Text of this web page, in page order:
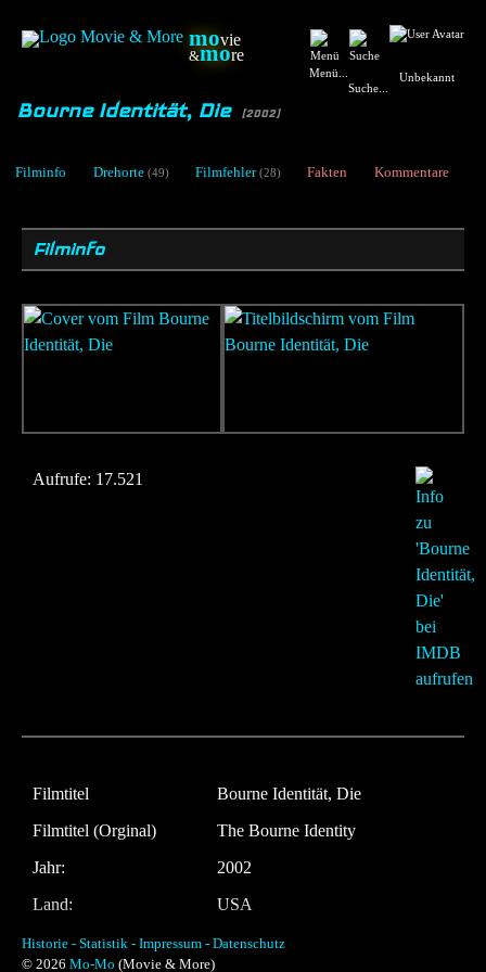
movie
&more
Menü...
Suche...
Unbekannt
Bourne Identität, Die [2002]
Filminfo Drehorte (49) Filmfehler (28) Fakten Kommentare
Filminfo
Aufrufe: 17.521
Filmtitel
Bourne Identität, Die
Filmtitel (Orginal)
The Bourne Identity
Jahr:
2002
Land:
USA
Laufzeit:
119 Minuten
Historie - Statistik - Impressum - Datenschutz
© 2026 Mo-Mo (Movie & More)